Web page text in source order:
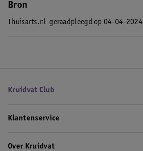
Bron
Thuisarts.nl geraadpleegd op 04-04-2024
Kruidvat Club
Klantenservice
Over Kruidvat